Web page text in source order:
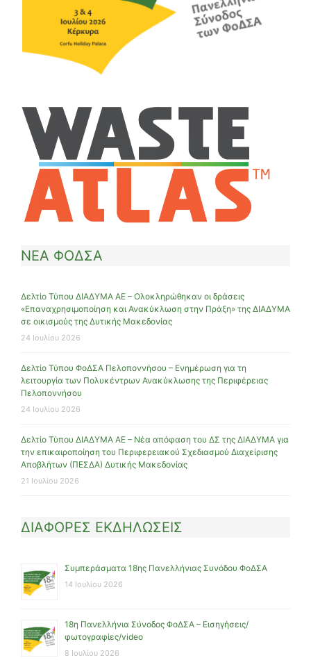
ΝΕΑ ΦΟΔΣΑ
Δελτίο Τύπου ΔΙΑΔΥΜΑ ΑΕ – Ολοκληρώθηκαν οι δράσεις
«Επαναχρησιμοποίηση και Ανακύκλωση στην Πράξη» της ΔΙΑΔΥΜΑ
σε οικισμούς της Δυτικής Μακεδονίας
24 Ιουλίου 2026
Δελτίο Τύπου ΦοΔΣΑ Πελοποννήσου – Ενημέρωση για τη
λειτουργία των Πολυκέντρων Ανακύκλωσης της Περιφέρειας
Πελοποννήσου
24 Ιουλίου 2026
Δελτίο Τύπου ΔΙΑΔΥΜΑ ΑΕ – Νέα απόφαση του ΔΣ της ΔΙΑΔΥΜΑ για
την επικαιροποίηση του Περιφερειακού Σχεδιασμού Διαχείρισης
Αποβλήτων (ΠΕΣΔΑ) Δυτικής Μακεδονίας
21 Ιουλίου 2026
ΔΙΑΦΟΡΕΣ ΕΚΔΗΛΩΣΕΙΣ
Συμπεράσματα 18ης Πανελλήνιας Συνόδου ΦοΔΣΑ
14 Ιουλίου 2026
18η Πανελλήνια Σύνοδος ΦοΔΣΑ – Εισηγήσεις/
φωτογραφίες/video
8 Ιουλίου 2026